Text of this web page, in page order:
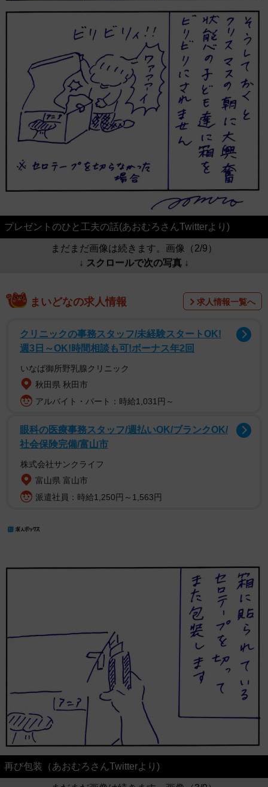
プレゼントのひと工夫の話(あおむろさんTwitterより)
まだまだ画像は続きます。画像（2/9）
↓ スクロールで次の写真 ↓
まいどなの求人情報 求人情報一覧へ
クリニックの事務スタッフ/未経験スタートOK!
週3日～OK!時間相談も可!ボーナス年2回
いなば御所野乳腺クリニック
秋田県 秋田市
アルバイト・パート：時給1,031円～
眼科の医療事務スタッフ/週払いOK/ブランクOK/
社会保険完備/富山市
株式会社サンクライフ
富山県 富山市
派遣社員：時給1,250円～1,563円
再び包装（あおむろさんTwitterより)